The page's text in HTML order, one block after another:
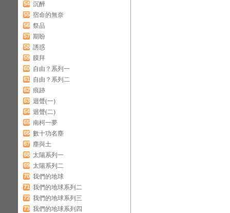
54 沉醉
55 宿命的無奈
56 祭品
57 期盼
58 誘惑
59 膜拜
60 自由？系列一
61 自由？系列二
62 痕跡
63 迴聲(一)
64 迴聲(二)
65 南柯一夢
66 數十功名塵
67 塵與土
68 太陽系列一
69 太陽系列二
70 我們的地球
71 我們的地球系列二
72 我們的地球系列三
73 我們的地球系列四